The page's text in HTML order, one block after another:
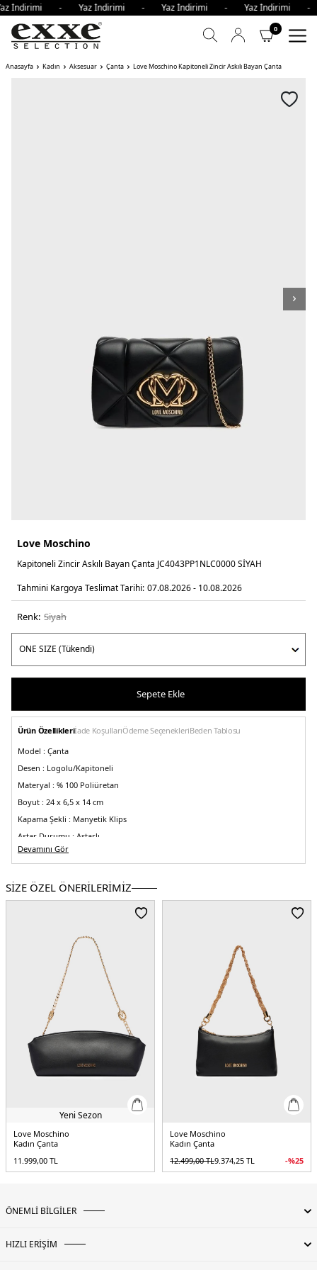
İndirimi - Yaz İndirimi - Yaz İndirimi - Yaz
0
Anasayfa Kadın Aksesuar Çanta Love Moschino Kapitoneli Zincir Askılı Bayan Çanta
Love Moschino
Kapitoneli Zincir Askılı Bayan Çanta JC4043PP1NLC0000 SİYAH
Tahmini Kargoya Teslimat Tarihi: 07.08.2026 - 10.08.2026
Renk: si̇yah
Sepete Ekle
Ürün Özellikleriİade KoşullarıÖdeme SeçenekleriBeden Tablosu
Model : Çanta
Desen : Logolu/Kapitoneli
Materyal : % 100 Poliüretan
Boyut : 24 x 6,5 x 14 cm
Kapama Şekli : Manyetik Klips
Astar Durumu : Astarlı
Askı Türü :Zincir Askılı
5DK2JC4043PP1NLC0000.07
Devamını Gör
SİZE ÖZEL ÖNERİLERİMİZ
Yeni Sezon
Love Moschino
Kadın Çanta
11.999,00 TL
Love Moschino
Kadın Çanta
12.499,00TL9.374,25 TL -%25
ÖNEMLİ BİLGİLER
HIZLI ERİŞİM